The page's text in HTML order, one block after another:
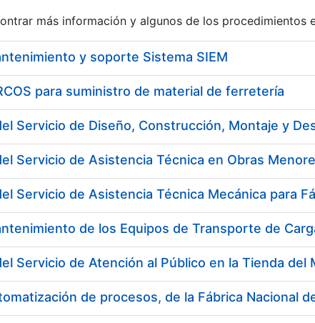
más información y algunos de los procedimientos
y soporte Sistema SIEM
para suministro de material de ferretería
Servicio de Asistencia Técnica en Obras
Servicio de Asistencia Técnica Mecánica para
de los Equipos de Transporte de
de procesos, de la Fábrica Nacional